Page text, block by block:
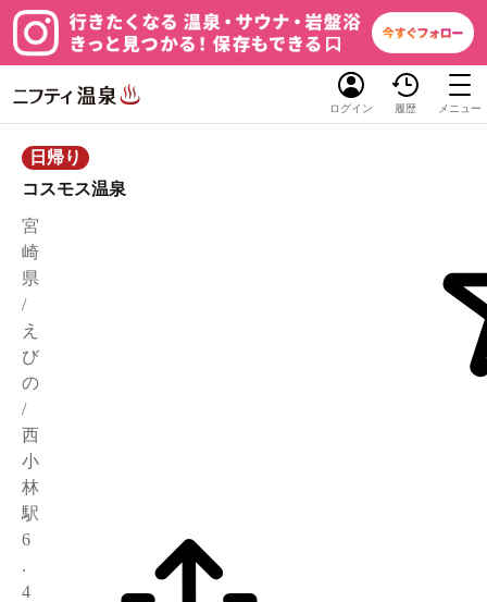
ログイン 履歴 メニュー
日帰り
コスモス温泉
宮
崎
県
/
え
び
の
/
西
小
林
駅
6
.
4